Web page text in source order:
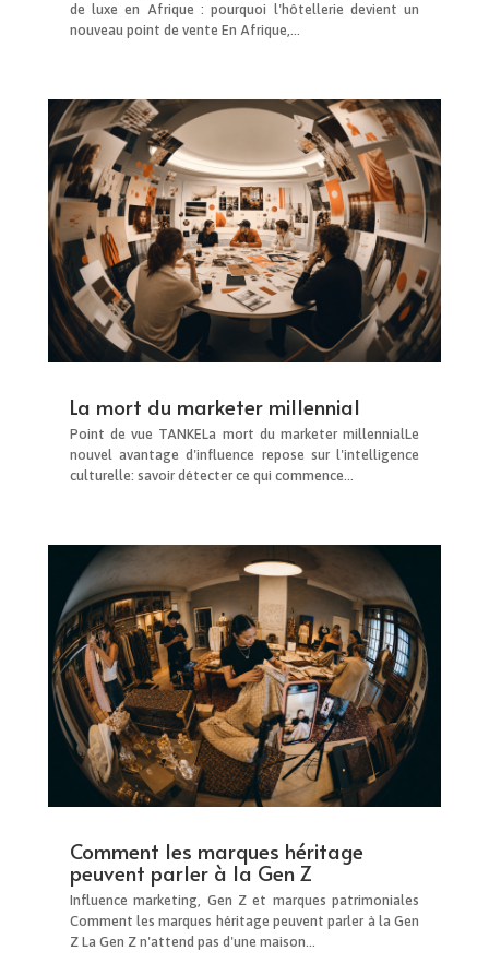
de luxe en Afrique : pourquoi l'hôtellerie devient un
nouveau point de vente En Afrique,...
La mort du marketer millennial
Point de vue TANKELa mort du marketer millennialLe
nouvel avantage d'influence repose sur l'intelligence
culturelle: savoir détecter ce qui commence...
Comment les marques héritage
peuvent parler à la Gen Z
Influence marketing, Gen Z et marques patrimoniales
Comment les marques héritage peuvent parler à la Gen
Z La Gen Z n'attend pas d'une maison...